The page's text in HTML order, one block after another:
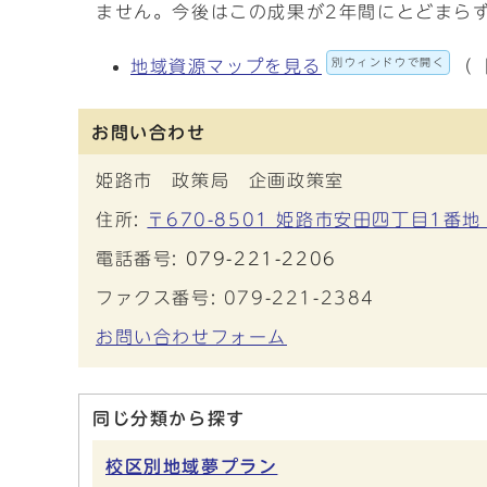
ません。今後はこの成果が2年間にとどまら
地域資源マップを見る 別ウィンドウで開く （
お問い合わせ
姫路市 政策局 企画政策室
住所: 〒670-8501 姫路市安田四丁目1番地
電話番号: 079-221-2206
ファクス番号: 079-221-2384
お問い合わせフォーム
同じ分類から探す
校区別地域夢プラン